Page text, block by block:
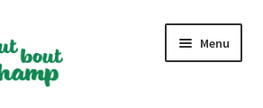
Menu